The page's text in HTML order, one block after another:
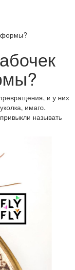
формы?
и у них
имаго.
называть